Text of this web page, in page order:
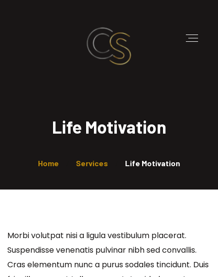
Life Motivation
Home Services Life Motivation
Morbi volutpat nisi a ligula vestibulum placerat.
Suspendisse venenatis pulvinar nibh sed convallis.
Cras elementum nunc a purus sodales tincidunt. Duis